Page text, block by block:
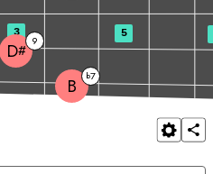
B b7
D# 9
3 5